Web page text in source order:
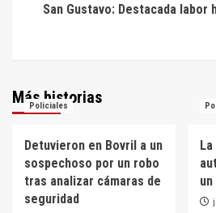
San Gustavo: Destacada labor
Más historias
Policiales
Detuvieron en Bovril a un
sospechoso por un robo
tras analizar cámaras de
seguridad